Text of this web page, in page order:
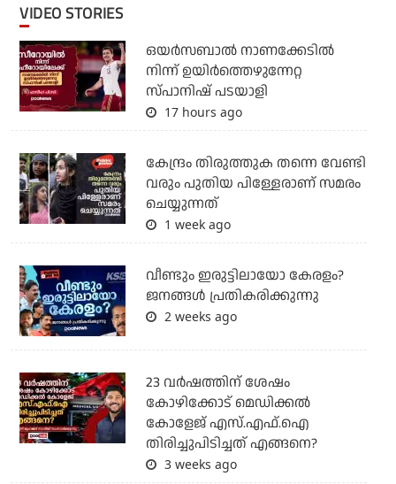
VIDEO STORIES
ഒയര്‍സബാൽ നാണക്കേടിൽ
നിന്ന് ഉയിർത്തെഴുന്നേറ്റ
സ്പാനിഷ് പടയാളി
17 hours ago
കേന്ദ്രം തിരുത്തുക തന്നെ വേണ്ടി
വരും പുതിയ പിള്ളേരാണ് സമരം
ചെയ്യുന്നത്
1 week ago
വീണ്ടും ഇരുട്ടിലായോ കേരളം?
ജനങ്ങൾ പ്രതികരിക്കുന്നു
2 weeks ago
23 വർഷത്തിന് ശേഷം
കോഴിക്കോട് മെഡിക്കൽ
കോളേജ് എസ്.എഫ്.ഐ
തിരിച്ചുപിടിച്ചത് എങ്ങനെ?
3 weeks ago